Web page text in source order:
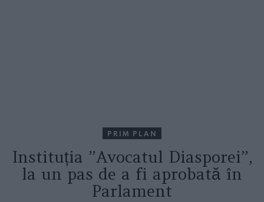
PRIM PLAN
Instituția ”Avocatul Diasporei”,
la un pas de a fi aprobată în
Parlament